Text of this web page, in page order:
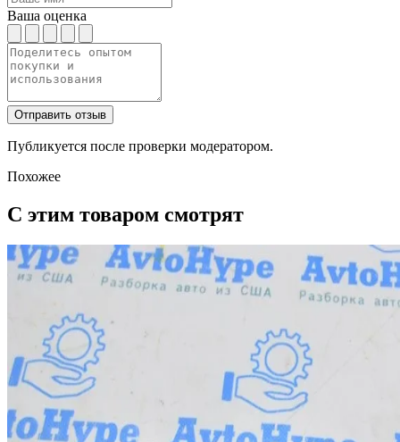
Ваша оценка
Отправить отзыв
Публикуется после проверки модератором.
Похожее
С этим товаром смотрят